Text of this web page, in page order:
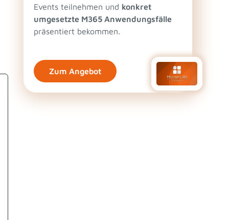
Events teilnehmen und konkret
umgesetzte M365 Anwendungsfälle
präsentiert bekommen.
Zum Angebot